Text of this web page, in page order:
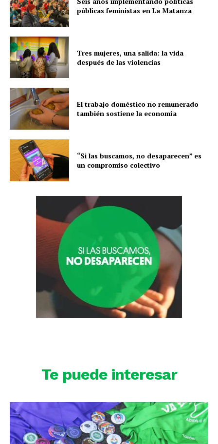
públicas feministas en La Matanza
Tres mujeres, una salida: la vida
después de las violencias
El trabajo doméstico no remunerado
también sostiene la economía
“Si las buscamos, no desaparecen” es
un compromiso colectivo
Te puede interesar